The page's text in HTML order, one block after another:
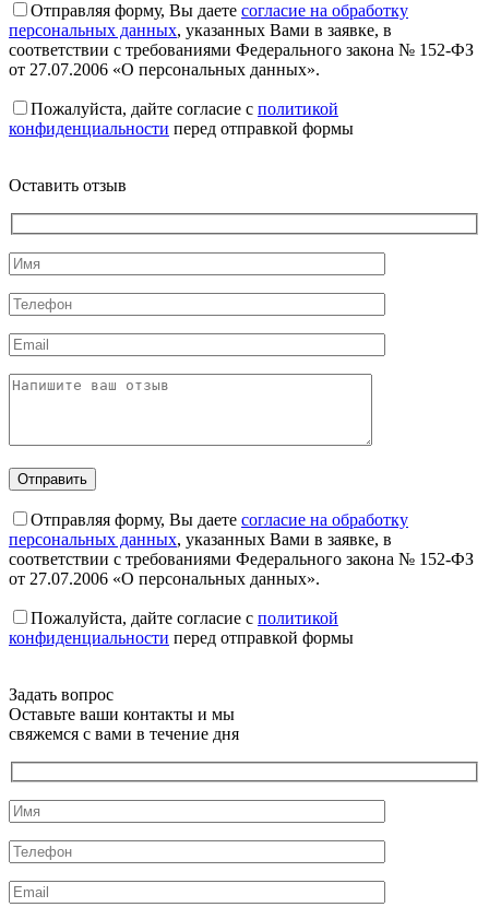
Отправляя форму, Вы даете согласие на обработку
персональных данных, указанных Вами в заявке, в
соответствии с требованиями Федерального закона № 152-ФЗ
от 27.07.2006 «О персональных данных».
Пожалуйста, дайте согласие c политикой
конфиденциальности перед отправкой формы
Оставить отзыв
Отправляя форму, Вы даете согласие на обработку
персональных данных, указанных Вами в заявке, в
соответствии с требованиями Федерального закона № 152-ФЗ
от 27.07.2006 «О персональных данных».
Пожалуйста, дайте согласие c политикой
конфиденциальности перед отправкой формы
Задать вопрос
Оставьте ваши контакты и мы
свяжемся с вами в течение дня